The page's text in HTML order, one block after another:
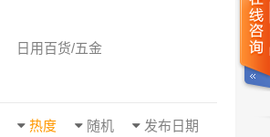
日用百货/五金
发布日期
随机
热度